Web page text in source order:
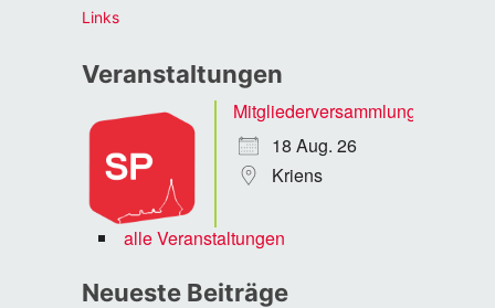
Links
Veranstaltungen
Mitgliederversammlung
18 Aug. 26
Kriens
alle Veranstaltungen
Neueste Beiträge